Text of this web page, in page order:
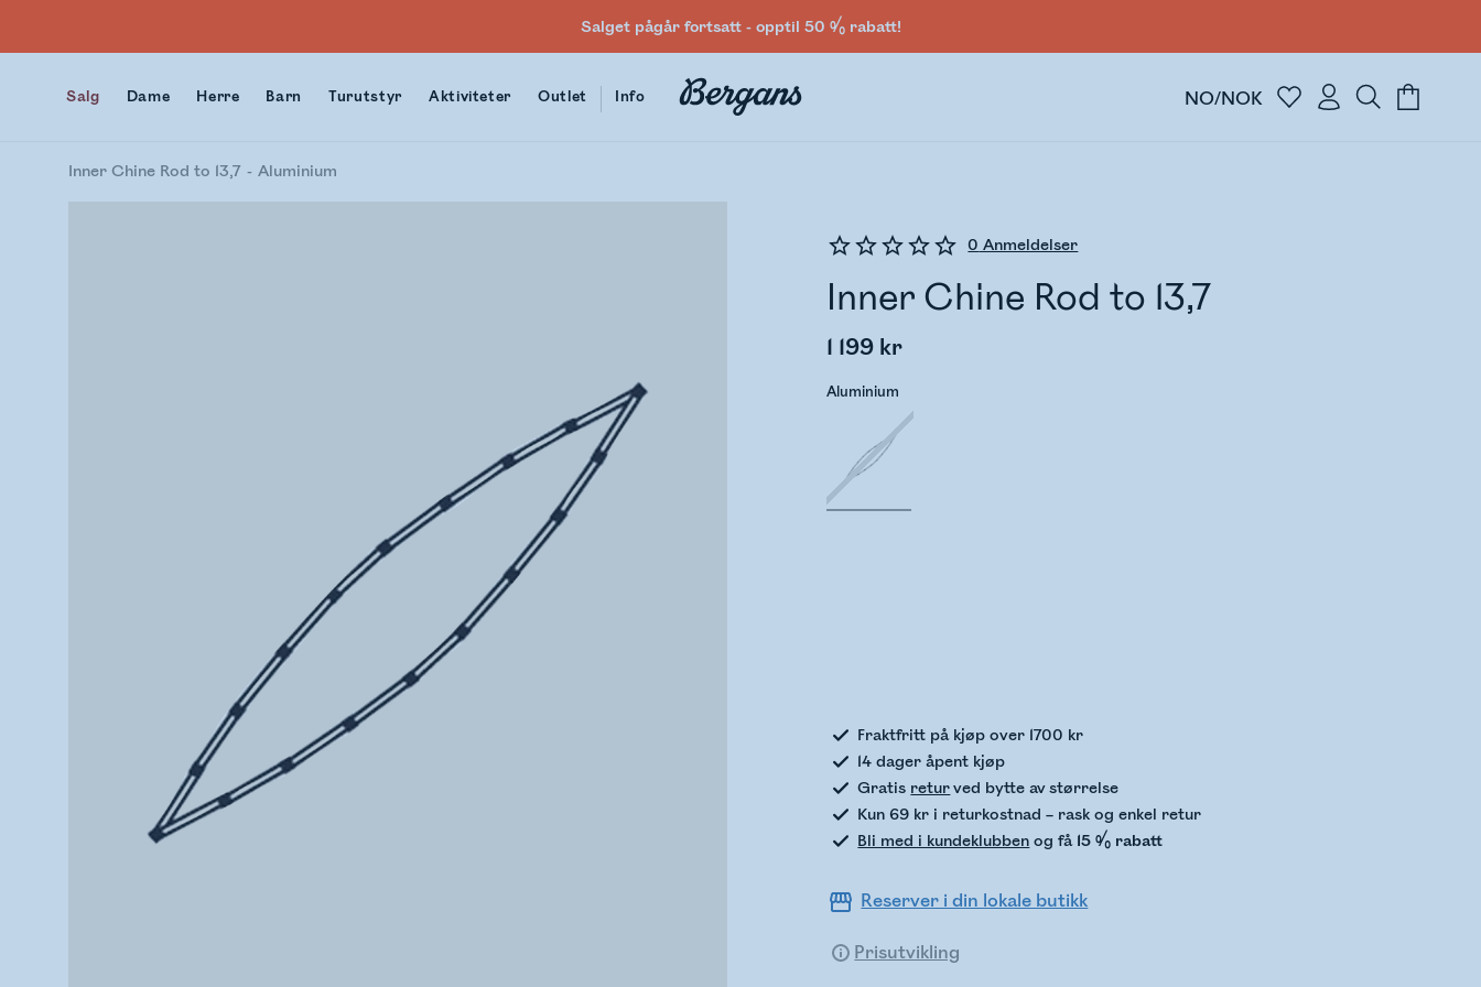
Salget pågår fortsatt - opptil 50 % rabatt!
Salg Dame Herre Barn Turutstyr Aktiviteter Outlet Info NO/NOK
Inner Chine Rod to 13,7 Aluminium
0 Anmeldelser
Inner Chine Rod to 13,7
1 199 kr
Aluminium
Fraktfritt på kjøp over 1700 kr
14 dager åpent kjøp
Gratis returved bytte av størrelse
Kun 69 kr i returkostnad – rask og enkel retur
Bli med i kundeklubben og få 15 % rabatt
Reserver i din lokale butikk
Prisutvikling